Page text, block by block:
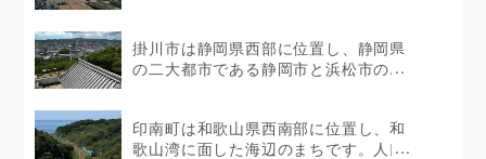
掛川市は静岡県西部に位置し、静岡県
の二大都市である静岡市と浜松市の...
印南町は和歌山県西南部に位置し、和
歌山湾に面した海辺のまちです。人口